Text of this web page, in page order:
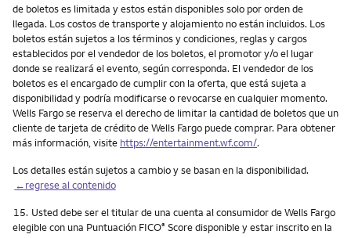
de boletos es limitada y estos están disponibles solo por orden de
llegada. Los costos de transporte y alojamiento no están incluidos. Los
boletos están sujetos a los términos y condiciones, reglas y cargos
establecidos por el vendedor de los boletos, el promotor y/o el lugar
donde se realizará el evento, según corresponda. El vendedor de los
boletos es el encargado de cumplir con la oferta, que está sujeta a
disponibilidad y podría modificarse o revocarse en cualquier momento.
Wells Fargo se reserva el derecho de limitar la cantidad de boletos que un
cliente de tarjeta de crédito de Wells Fargo puede comprar. Para obtener
más información, visite https://entertainment.wf.com/.
Los detalles están sujetos a cambio y se basan en la disponibilidad.
←regrese al contenido
Nota
15. Usted debe ser el titular de una cuenta al consumidor de Wells Fargo
elegible con una Puntuación FICO® Score disponible y estar inscrito en la